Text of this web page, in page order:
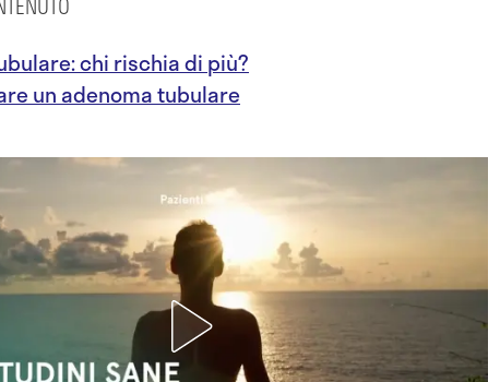
chi rischia di più?
un adenoma tubulare